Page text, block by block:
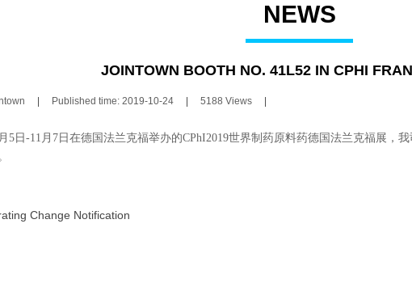
NEWS
JOINTOWN BOOTH NO. 41L52 IN CPHI
Published time: 2019-10-24 5188 Views
月5日 -11 月7日在德国法兰克福举办的CPhI2019世界制药原料药德国法兰克福展，我
Change Notification